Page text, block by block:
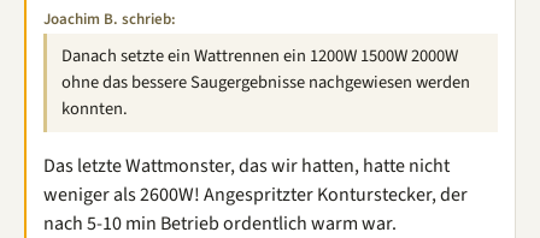
Joachim B. schrieb:
Danach setzte ein Wattrennen ein 1200W 1500W 2000W
ohne das bessere Saugergebnisse nachgewiesen werden
konnten.
Das letzte Wattmonster, das wir hatten, hatte nicht
weniger als 2600W! Angespritzter Konturstecker, der
nach 5-10 min Betrieb ordentlich warm war.